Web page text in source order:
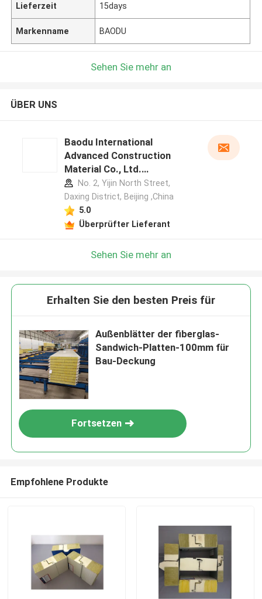
Lieferzeit 15days
Markenname BAODU
Sehen Sie mehr an
ÜBER UNS
Baodu International
Advanced Construction
Material Co., Ltd.
Herstellerprofil
No. 2, Yijin North Street,
Daxing District, Beijing ,China
5.0
Überprüfter Lieferant
Sehen Sie mehr an
Erhalten Sie den besten Preis für
Außenblätter der fiberglas-
Sandwich-Platten-100mm für
Bau-Deckung
Fortsetzen
Empfohlene Produkte